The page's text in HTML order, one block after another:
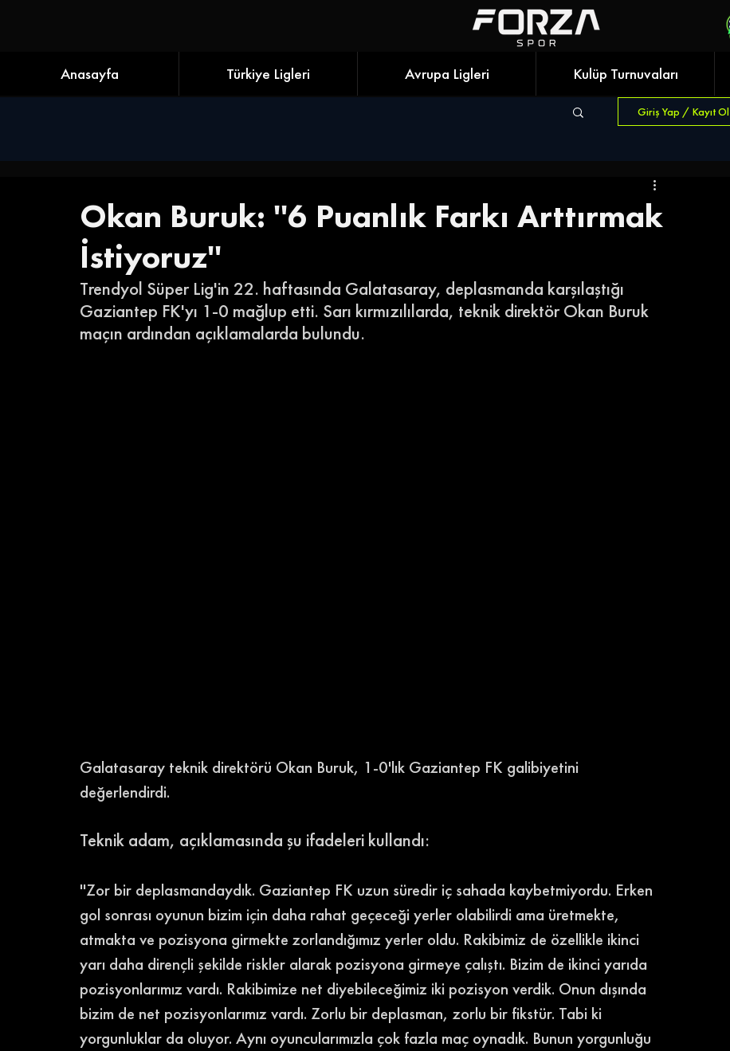
Anasayfa Türkiye Ligleri Avrupa Ligleri Kulüp Turnuvaları
Giriş Yap / Kayıt Ol
Okan Buruk: ''6 Puanlık Farkı Arttırmak
İstiyoruz''
Trendyol Süper Lig'in 22. haftasında Galatasaray, deplasmanda karşılaştığı
Gaziantep FK'yı 1-0 mağlup etti. Sarı kırmızılılarda, teknik direktör Okan Buruk
maçın ardından açıklamalarda bulundu.
Galatasaray teknik direktörü Okan Buruk, 1-0'lık Gaziantep FK galibiyetini
değerlendirdi.
Teknik adam, açıklamasında şu ifadeleri kullandı:
''Zor bir deplasmandaydık. Gaziantep FK uzun süredir iç sahada kaybetmiyordu. Erken
gol sonrası oyunun bizim için daha rahat geçeceği yerler olabilirdi ama üretmekte,
atmakta ve pozisyona girmekte zorlandığımız yerler oldu. Rakibimiz de özellikle ikinci
yarı daha dirençli şekilde riskler alarak pozisyona girmeye çalıştı. Bizim de ikinci yarıda
pozisyonlarımız vardı. Rakibimize net diyebileceğimiz iki pozisyon verdik. Onun dışında
bizim de net pozisyonlarımız vardı. Zorlu bir deplasman, zorlu bir fikstür. Tabi ki
yorgunluklar da oluyor. Aynı oyuncularımızla çok fazla maç oynadık. Bunun yorgunluğu